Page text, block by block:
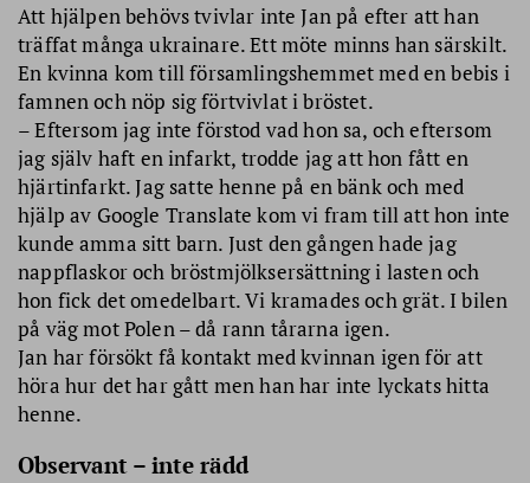
Att hjälpen behövs tvivlar inte Jan på efter att han
träffat många ukrainare. Ett möte minns han särskilt.
En kvinna kom till församlingshemmet med en bebis i
famnen och nöp sig förtvivlat i bröstet.
– Eftersom jag inte förstod vad hon sa, och eftersom
jag själv haft en infarkt, trodde jag att hon fått en
hjärtinfarkt. Jag satte henne på en bänk och med
hjälp av Google Translate kom vi fram till att hon inte
kunde amma sitt barn. Just den gången hade jag
nappflaskor och bröstmjölks­ersättning i lasten och
hon fick det omedelbart. Vi kramades och grät. I bilen
på väg mot Polen – då rann tårarna igen.
Jan har försökt få kontakt med kvinnan igen för att
höra hur det har gått men han har inte lyckats hitta
henne.
Observant – inte rädd